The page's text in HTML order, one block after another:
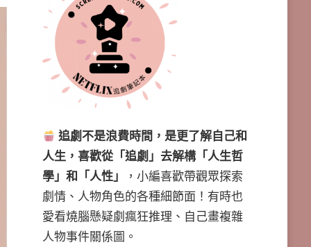
追劇不是浪費時間，是更了解自己和
人生，喜歡從「追劇」去解構「人生哲
學」和「人性」
，小編喜歡帶觀眾探索
劇情、人物角色的各種細節面！有時也
愛看燒腦懸疑劇瘋狂推理、自己畫複雜
人物事件關係圖。